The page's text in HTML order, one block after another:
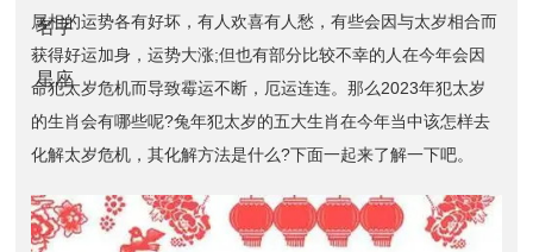
名字
星座
属相的运势各有好坏，有人欢喜有人愁，有些会因与太岁相合而
获得好运加身，运势大涨;但也有部分比较不幸的人在今年会因
命犯太岁危机而导致霉运不断，厄运连连。那么2023年犯太岁
的生肖会有哪些呢?兔年犯太岁的五大生肖在今年当中该怎样去
化解太岁危机，其化解方法是什么?下面一起来了解一下吧。